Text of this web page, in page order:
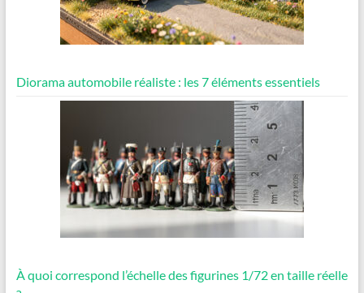
Diorama automobile réaliste : les 7 éléments essentiels
À quoi correspond l’échelle des figurines 1/72 en taille réelle